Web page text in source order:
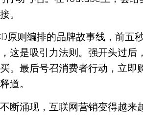
。
原则编排的品牌故事线，前
这是吸引力法则。强开头过
。最后号召消费者行动，立即
道。
断涌现，互联网营销变得越来